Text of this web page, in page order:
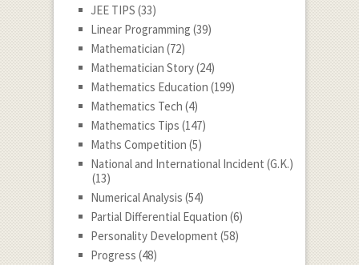
JEE TIPS (33)
Linear Programming (39)
Mathematician (72)
Mathematician Story(24)
Mathematics Education (199)
Mathematics Tech (4)
Mathematics Tips (147)
Maths Competition (5)
National and International Incident (G.K.)
(13)
Numerical Analysis (54)
Partial Differential Equation (6)
Personality Development (58)
Progress (48)